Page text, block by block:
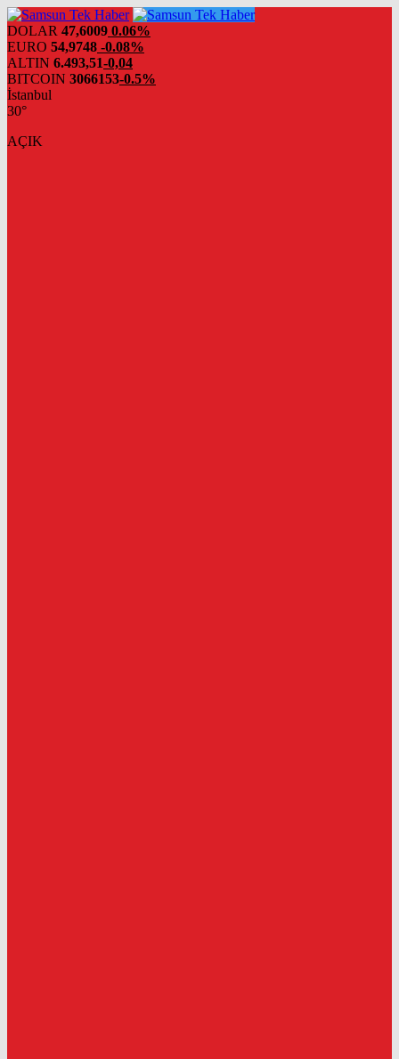
DOLAR 47,6009 0.06%
EURO 54,9748 -0.08%
ALTIN 6.493,51-0,04
BITCOIN 3066153-0.5%
İstanbul
30°
AÇIK